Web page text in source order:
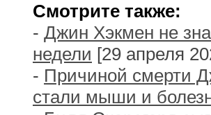
Смотрите также:
- Джин Хэкмен не
недели [29 апреля
- Причиной смерти
стали мыши и